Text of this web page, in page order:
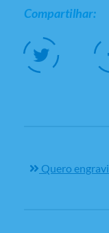
Compartilhar:
Quero